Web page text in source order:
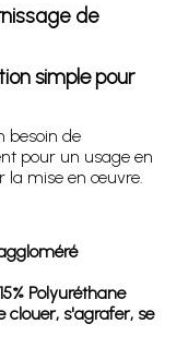
de
simple pour
besoin de
pour un usage en
la mise en œuvre.
Polyuréthane
clouer, s'agrafer, se